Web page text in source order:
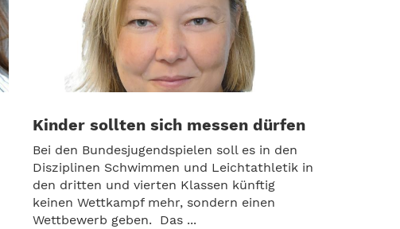
Kinder sollten sich messen dürfen
Bei den Bundesjugendspielen soll es in den
Disziplinen Schwimmen und Leichtathletik in
den dritten und vierten Klassen künftig
keinen Wettkampf mehr, sondern einen
Wettbewerb geben. Das ...